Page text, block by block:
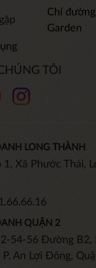
Chỉ
Garden
TÔI
LONG THÀNH
1, Xã Phước Thái,
QUẬN 2
54-56 Đường B2,
An Lợi Đông,